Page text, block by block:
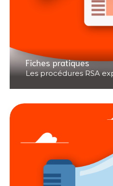
Fiches pratiques
Les procédures RSA